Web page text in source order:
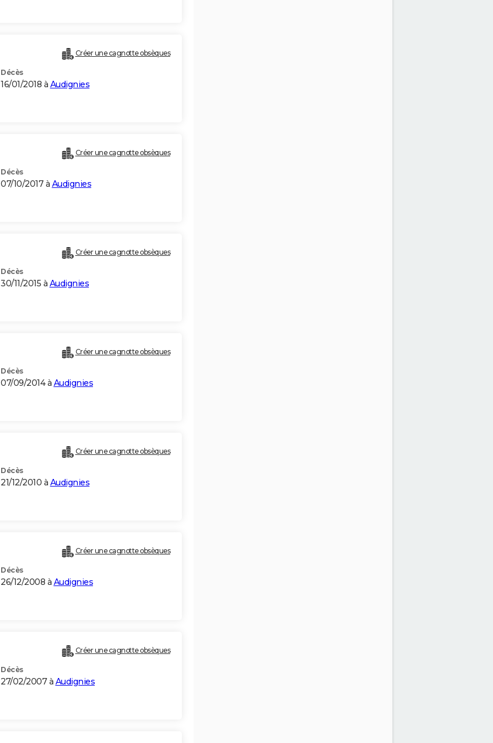
Créer une cagnotte obsèques
Décès
16/01/2018 à Audignies
Créer une cagnotte obsèques
Décès
07/10/2017 à Audignies
Créer une cagnotte obsèques
Décès
30/11/2015 à Audignies
Créer une cagnotte obsèques
Décès
07/09/2014 à Audignies
Créer une cagnotte obsèques
Décès
21/12/2010 à Audignies
Créer une cagnotte obsèques
Décès
26/12/2008 à Audignies
Créer une cagnotte obsèques
Décès
27/02/2007 à Audignies